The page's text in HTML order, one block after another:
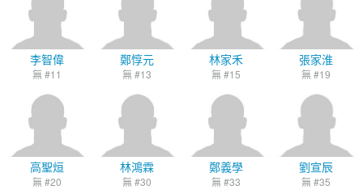
李智偉
無 #11
鄭惇元
無 #13
林家禾
無 #15
張家淮
無 #19
高聖烜
無 #20
林鴻霖
無 #30
鄭義學
無 #33
劉宣辰
無 #35